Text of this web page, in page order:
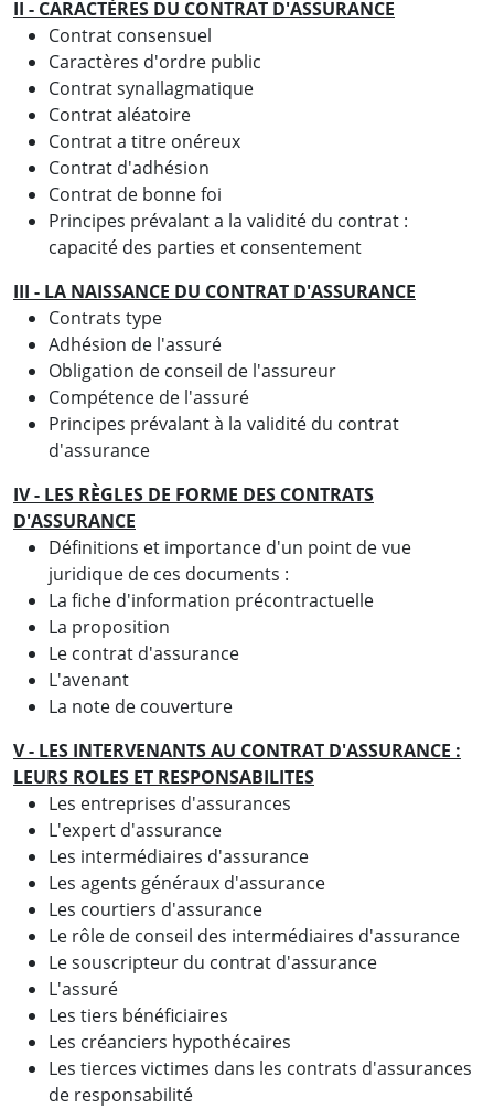
II - CARACTÈRES DU CONTRAT D'ASSURANCE
Contrat consensuel
Caractères d'ordre public
Contrat synallagmatique
Contrat aléatoire
Contrat a titre onéreux
Contrat d'adhésion
Contrat de bonne foi
Principes prévalant a la validité du contrat :
capacité des parties et consentement
III - LA NAISSANCE DU CONTRAT D'ASSURANCE
Contrats type
Adhésion de l'assuré
Obligation de conseil de l'assureur
Compétence de l'assuré
Principes prévalant à la validité du contrat
d'assurance
IV - LES RÈGLES DE FORME DES CONTRATS
D'ASSURANCE
Définitions et importance d'un point de vue
juridique de ces documents :
La fiche d'information précontractuelle
La proposition
Le contrat d'assurance
L'avenant
La note de couverture
V - LES INTERVENANTS AU CONTRAT D'ASSURANCE :
LEURS ROLES ET RESPONSABILITES
Les entreprises d'assurances
L'expert d'assurance
Les intermédiaires d'assurance
Les agents généraux d'assurance
Les courtiers d'assurance
Le rôle de conseil des intermédiaires d'assurance
Le souscripteur du contrat d'assurance
L'assuré
Les tiers bénéficiaires
Les créanciers hypothécaires
Les tierces victimes dans les contrats d'assurances
de responsabilité